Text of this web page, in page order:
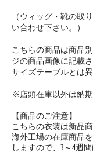
（ウィッグ・靴の取
い合わせ下さい。）
こちらの商品は商品
ジの商品画像に記載
サイズテーブルとは
※店頭在庫以外は納
【商品のご注意】
こちらの衣装は新品商
海外工場の在庫商品
しますので、3～4週